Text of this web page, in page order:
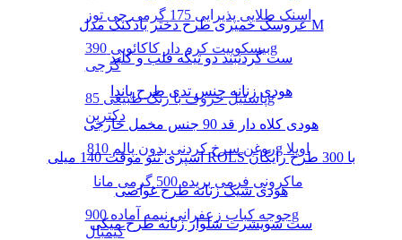
اسنک طلایی پذیرایی 175 گرمی چی توز
بیسکوییت کرم دار کاکائویی 390g
گرجی
پاستیل حروف با رنگ طبیعی 85g
دکتربن
روغن سرخ کردنی بدون پالم 810g اویلا
ماکرونی فرمی بریده 500 گرمی مانا
جوجه کباب زعفرانی نیمه آماده 900g
کیمبال
عروسک خمیری طرح دختر بادکنک مدل M
ست گردنبند دو تیکه قلب و کلید
هودی زنانه جنس تدی طرح پاندا
هودی کلاه دار قد 90 جنس مخمل خارجی
اسپری تتو موقت 140 میلی ROLS با 300 طرح رایگان
هودی شیک زنانه طرح غواصی
ست سویشرت شلوار زنانه طرح میکی